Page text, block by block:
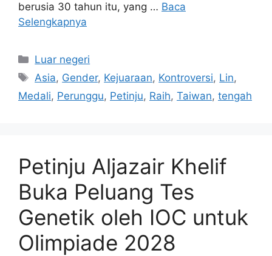
berusia 30 tahun itu, yang … Baca
Selengkapnya
Kategori
Luar negeri
Tag
Asia, Gender, Kejuaraan, Kontroversi, Lin,
Medali, Perunggu, Petinju, Raih, Taiwan, tengah
Petinju Aljazair Khelif
Buka Peluang Tes
Genetik oleh IOC untuk
Olimpiade 2028